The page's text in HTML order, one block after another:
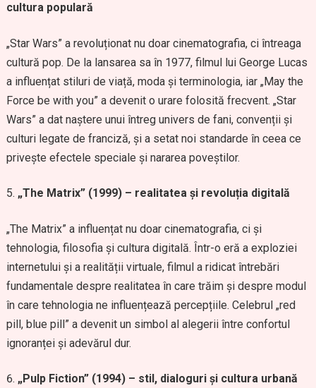
cultura populară
„Star Wars” a revoluționat nu doar cinematografia, ci întreaga
cultură pop. De la lansarea sa în 1977, filmul lui George Lucas
a influențat stiluri de viață, moda și terminologia, iar „May the
Force be with you” a devenit o urare folosită frecvent. „Star
Wars” a dat naștere unui întreg univers de fani, convenții și
culturi legate de franciză, și a setat noi standarde în ceea ce
privește efectele speciale și nararea poveștilor.
„The Matrix” (1999) – realitatea și revoluția digitală
„The Matrix” a influențat nu doar cinematografia, ci și
tehnologia, filosofia și cultura digitală. Într-o eră a exploziei
internetului și a realității virtuale, filmul a ridicat întrebări
fundamentale despre realitatea în care trăim și despre modul
în care tehnologia ne influențează percepțiile. Celebrul „red
pill, blue pill” a devenit un simbol al alegerii între confortul
ignoranței și adevărul dur.
„Pulp Fiction” (1994) – stil, dialoguri și cultura urbană